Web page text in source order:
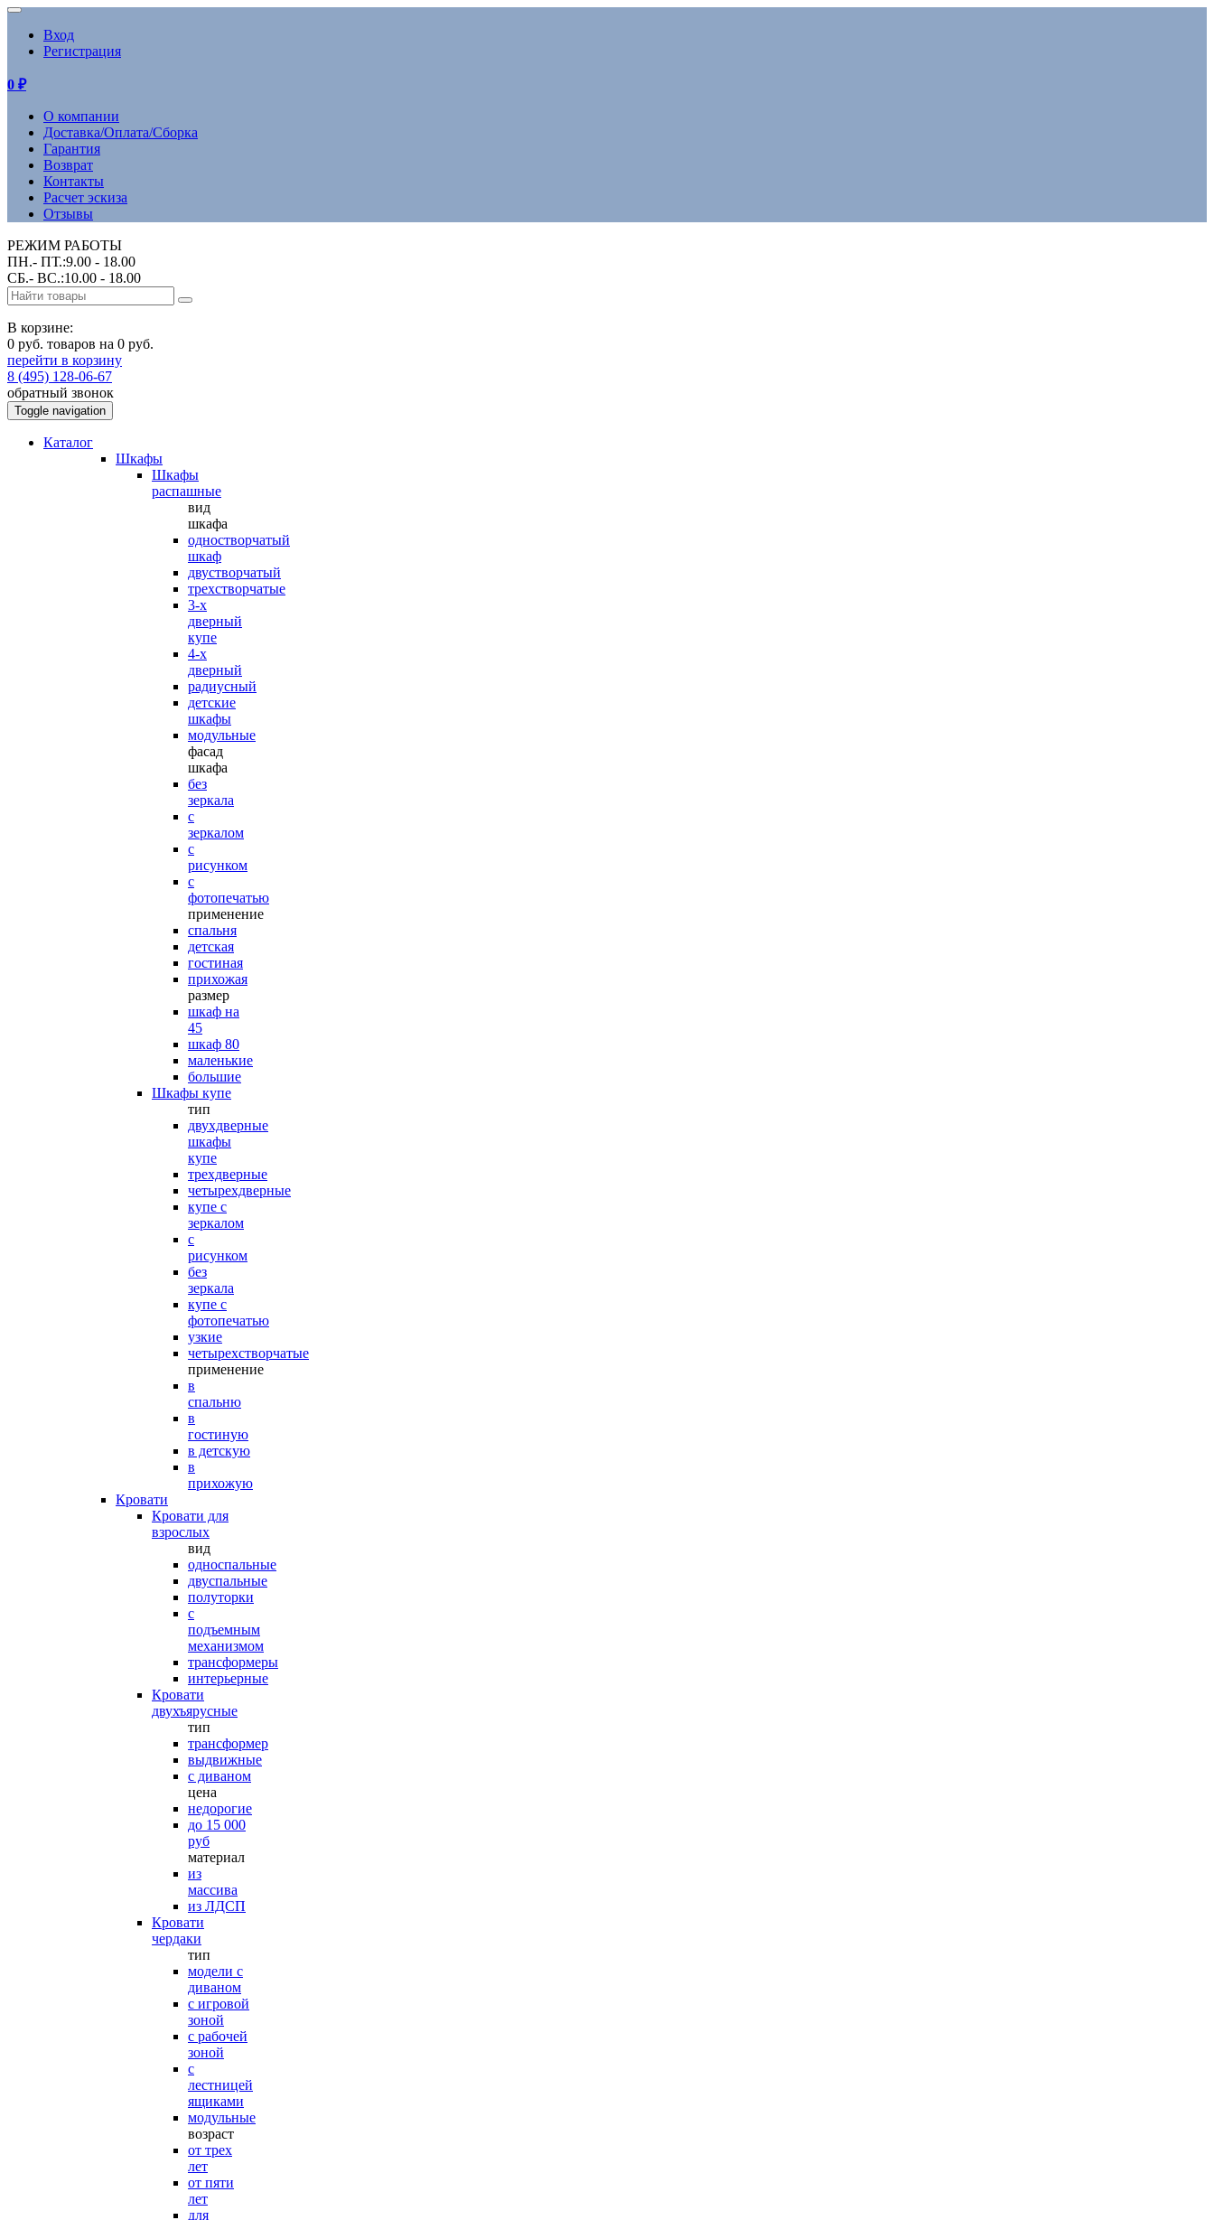
Вход
Регистрация
0 ₽
О компании
Доставка/Оплата/Сборка
Гарантия
Возврат
Контакты
Расчет эскиза
Отзывы
РЕЖИМ РАБОТЫ
ПН.- ПТ.:9.00 - 18.00
СБ.- ВС.:10.00 - 18.00
В корзине:
0 руб. товаров на 0 руб.
перейти в корзину
8 (495) 128-06-67
обратный звонок
Toggle navigation
Каталог
Шкафы
Шкафы
распашные
вид
шкафа
одностворчатый
шкаф
двустворчатый
трехстворчатые
3-х
дверный
купе
4-х
дверный
радиусный
детские
шкафы
модульные
фасад
шкафа
без
зеркала
с
зеркалом
с
рисунком
с
фотопечатью
применение
спальня
детская
гостиная
прихожая
размер
шкаф на
45
шкаф 80
маленькие
большие
Шкафы купе
тип
двухдверные
шкафы
купе
трехдверные
четырехдверные
купе с
зеркалом
с
рисунком
без
зеркала
купе с
фотопечатью
узкие
четырехстворчатые
применение
в
спальню
в
гостиную
в детскую
в
прихожую
Кровати
Кровати для
взрослых
вид
односпальные
двуспальные
полуторки
с
подъемным
механизмом
трансформеры
интерьерные
Кровати
двухъярусные
тип
трансформер
выдвижные
с диваном
цена
недорогие
до 15 000
руб
материал
из
массива
из ЛДСП
Кровати
чердаки
тип
модели с
диваном
с игровой
зоной
с рабочей
зоной
с
лестницей
ящиками
модульные
возраст
от трех
лет
от пяти
лет
для